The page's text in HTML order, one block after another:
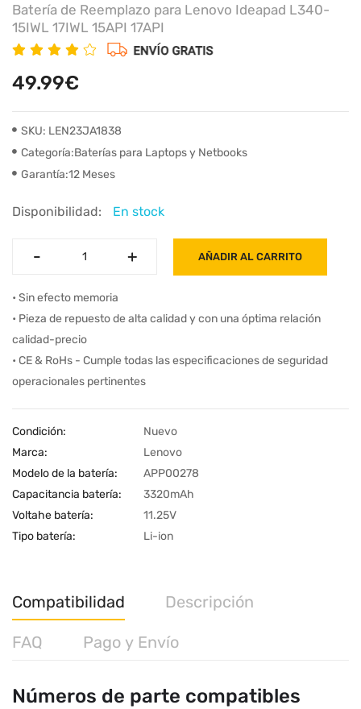
Batería de Reemplazo para Lenovo Ideapad L340-
15IWL 17IWL 15API 17API
49.99€
SKU: LEN23JA1838
Categoría:Baterías para Laptops y Netbooks
Garantía:12 Meses
Disponibilidad: En stock
- +
- + AÑADIR AL CARRITO
• Sin efecto memoria
• Pieza de repuesto de alta calidad y con una óptima relación
calidad-precio
• CE & RoHs - Cumple todas las especificaciones de seguridad
operacionales pertinentes
Condición:
Nuevo
Marca:
Lenovo
Modelo de la batería:
APP00278
Capacitancia batería:
3320mAh
Voltahe batería:
11.25V
Tipo batería:
Li-ion
Compatibilidad Descripción
FAQ Pago y Envío
Números de parte compatibles